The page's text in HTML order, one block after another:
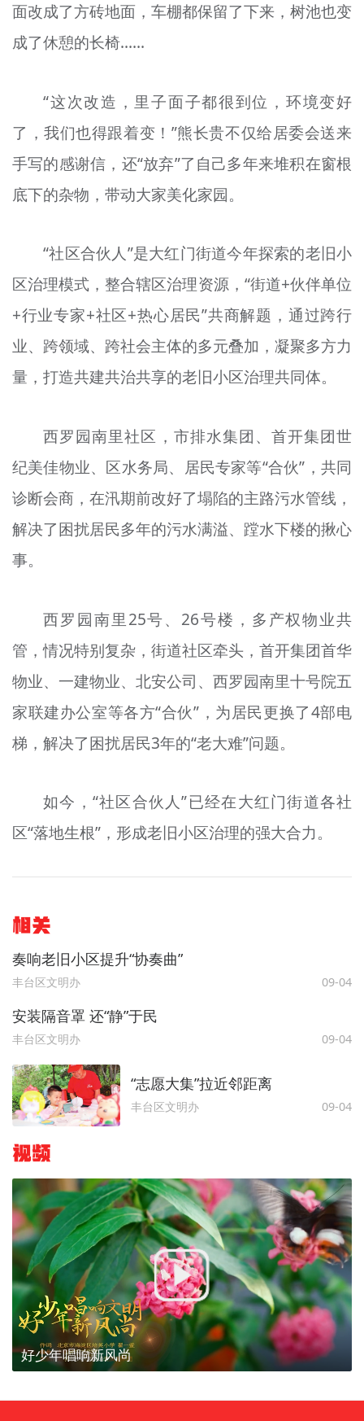
面改成了方砖地面，车棚都保留了下来，树池也变
成了休憩的长椅……
“这次改造，里子面子都很到位，环境变好
了，我们也得跟着变！”熊长贵不仅给居委会送来
手写的感谢信，还“放弃”了自己多年来堆积在窗根
底下的杂物，带动大家美化家园。
“社区合伙人”是大红门街道今年探索的老旧小
区治理模式，整合辖区治理资源，“街道+伙伴单位
+行业专家+社区+热心居民”共商解题，通过跨行
业、跨领域、跨社会主体的多元叠加，凝聚多方力
量，打造共建共治共享的老旧小区治理共同体。
西罗园南里社区，市排水集团、首开集团世
纪美佳物业、区水务局、居民专家等“合伙”，共同
诊断会商，在汛期前改好了塌陷的主路污水管线，
解决了困扰居民多年的污水满溢、蹚水下楼的揪心
事。
西罗园南里25号、26号楼，多产权物业共
管，情况特别复杂，街道社区牵头，首开集团首华
物业、一建物业、北安公司、西罗园南里十号院五
家联建办公室等各方“合伙”，为居民更换了4部电
梯，解决了困扰居民3年的“老大难”问题。
如今，“社区合伙人”已经在大红门街道各社
区“落地生根”，形成老旧小区治理的强大合力。
相关
奏响老旧小区提升“协奏曲”
丰台区文明办 09-04
安装隔音罩 还“静”于民
丰台区文明办 09-04
“志愿大集”拉近邻距离
丰台区文明办 09-04
视频
好少年唱响新风尚